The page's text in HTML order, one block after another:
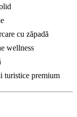
cu zăpadă
wellness
turistice premium